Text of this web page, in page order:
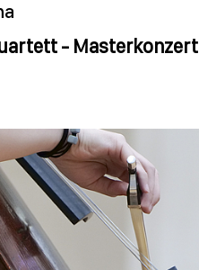
- Masterkonzert